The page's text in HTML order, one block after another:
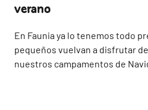
verano
En Faunia ya lo tenemos todo
pequeños vuelvan a disfrutar
nuestros campamentos de